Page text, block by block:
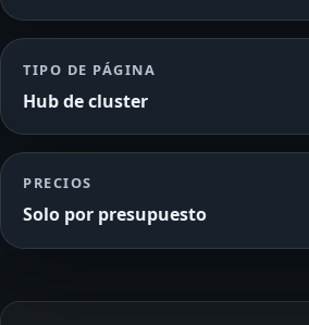
TIPO DE PÁGINA
Hub de cluster
PRECIOS
Solo por presupuesto